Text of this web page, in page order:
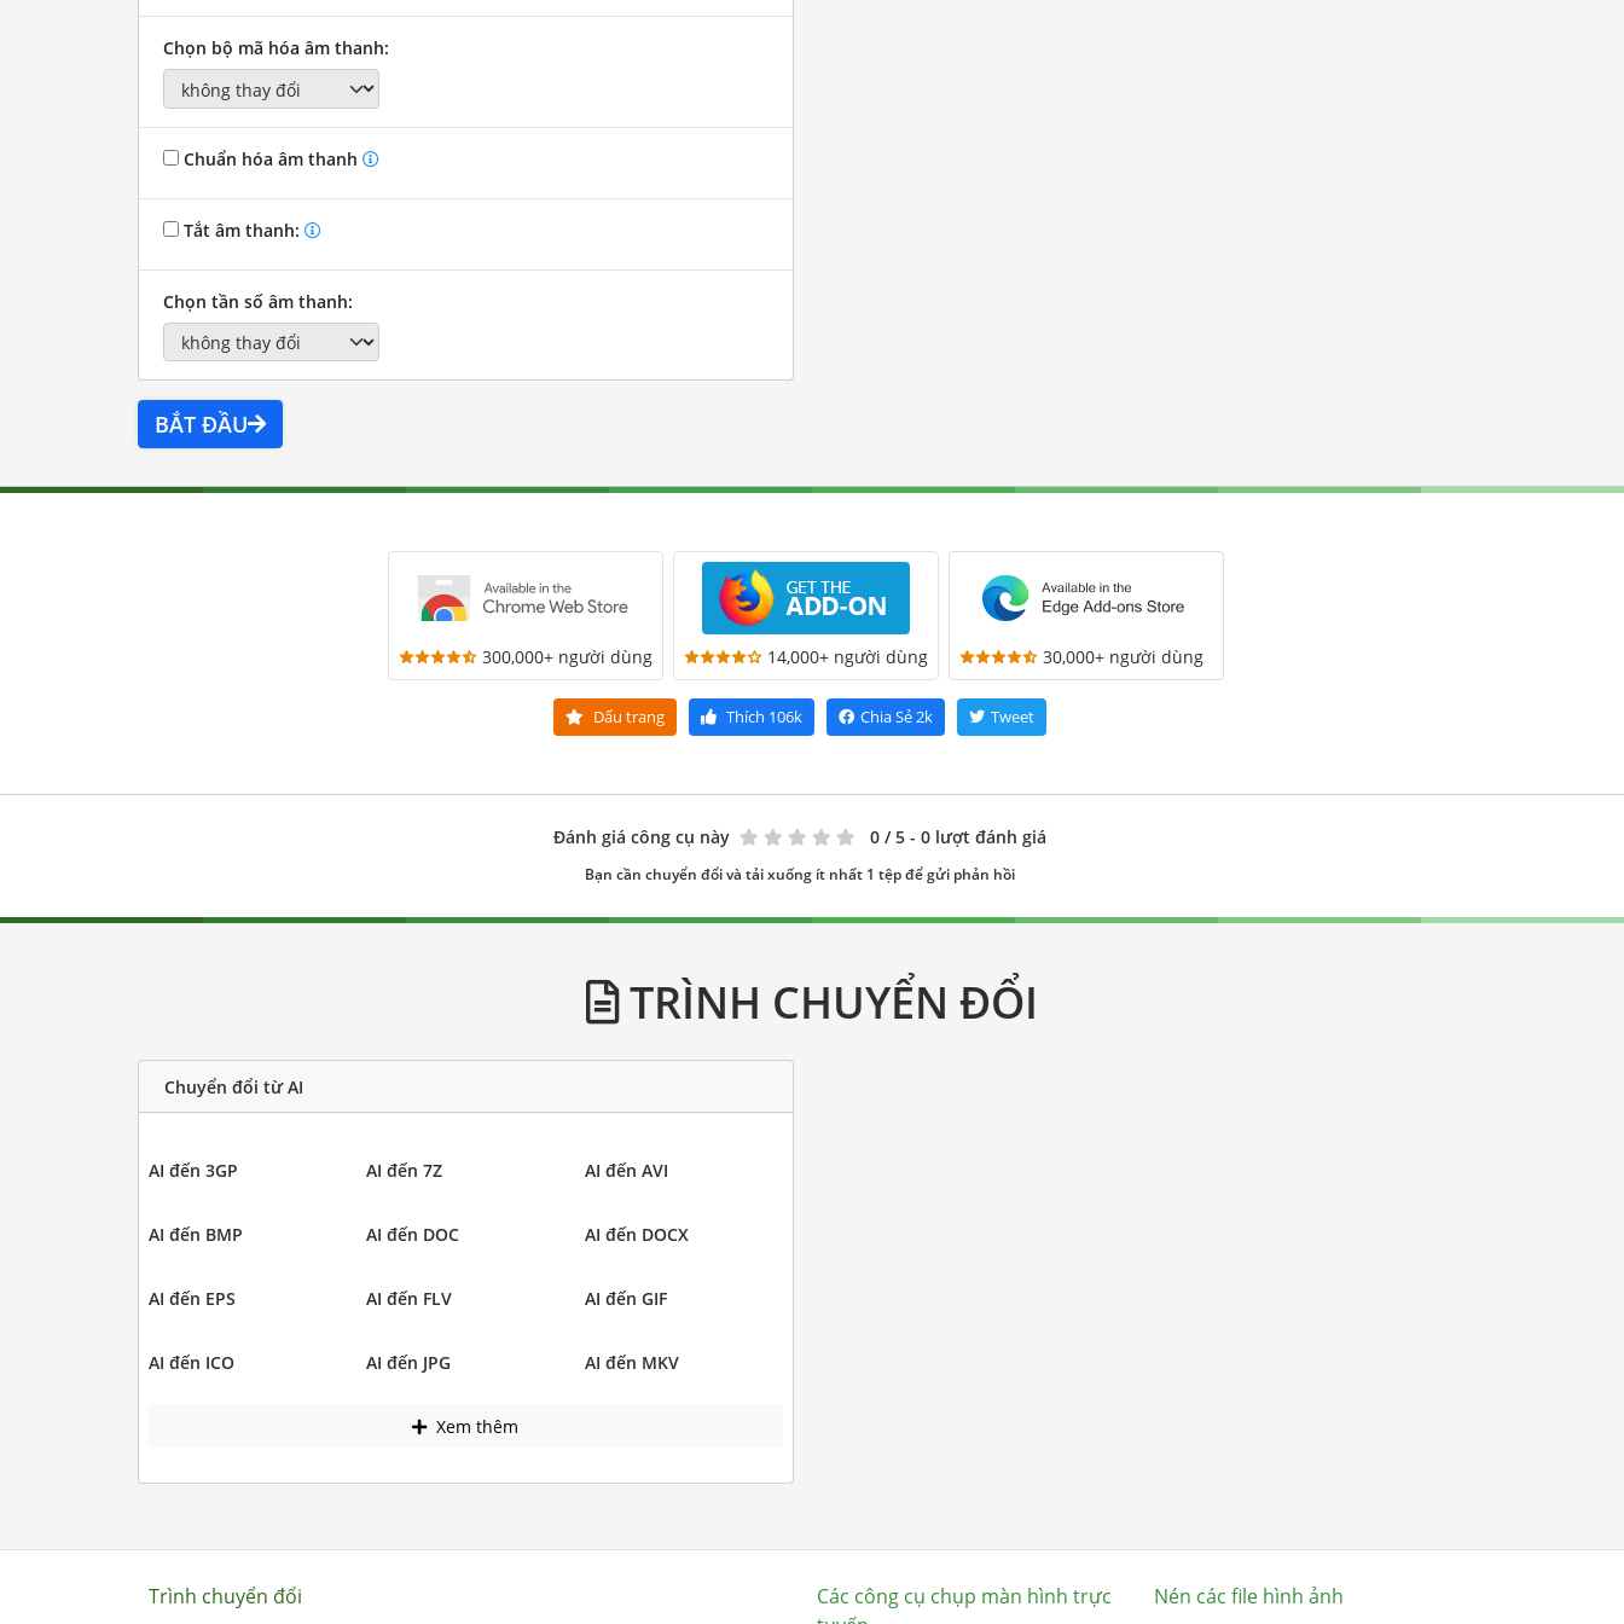
Chọn bộ mã hóa âm thanh:
Chuẩn hóa âm thanh
Tắt âm thanh:
Chọn tần số âm thanh:
BẮT ĐẦU
300,000+ người dùng 14,000+ người dùng 30,000+ người dùng
Dấu trang Thích 106k Chia Sẻ2k Tweet
Đánh giá công cụ này 0 / 5 - 0 lượt đánh giá
Bạn cần chuyển đổi và tải xuống ít nhất 1 tệp để gửi phản hồi
TRÌNH CHUYỂN ĐỔI
Chuyển đổi từ AI
AI đến 3GP AI đến 7Z AI đến AVI
AI đến BMP AI đến DOC AI đến DOCX
AI đến EPS AI đến FLV AI đến GIF
AI đến ICO AI đến JPG AI đến MKV
Xem thêm
Trình chuyển đổi
Các công cụ chụp màn hình trực
Nén các file hình ảnh